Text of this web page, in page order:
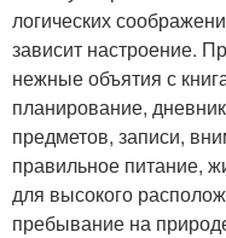
логических
зависит настроение.
нежные объятия с
планирование,
предметов, записи,
правильное питание,
для высокого
пребывание на